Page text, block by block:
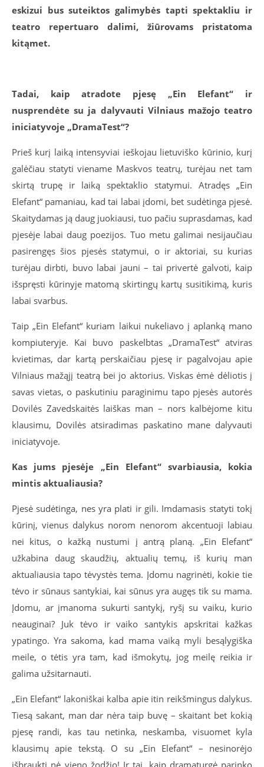
eskizui bus suteiktos galimybės tapti spektakliu ir
teatro repertuaro dalimi, žiūrovams pristatoma
kitąmet.
Tadai, kaip atradote pjesę „Ein Elefant“ ir
nusprendėte su ja dalyvauti Vilniaus mažojo teatro
iniciatyvoje „DramaTest“?
Prieš kurį laiką intensyviai ieškojau lietuviško kūrinio, kurį
galėčiau statyti viename Maskvos teatrų, turėjau net tam
skirtą trupę ir laiką spektaklio statymui. Atradęs „Ein
Elefant“ pamaniau, kad tai labai įdomi, bet sudėtinga pjesė.
Skaitydamas ją daug juokiausi, tuo pačiu suprasdamas, kad
pjesėje labai daug poezijos. Tuo metu galimai nesijaučiau
pasirengęs šios pjesės statymui, o ir aktoriai, su kurias
turėjau dirbti, buvo labai jauni – tai privertė galvoti, kaip
išspręsti kūrinyje matomą skirtingų kartų susitikimą, kuris
labai svarbus.
Taip „Ein Elefant“ kuriam laikui nukeliavo į aplanką mano
kompiuteryje. Kai buvo paskelbtas „DramaTest“ atviras
kvietimas, dar kartą perskaičiau pjesę ir pagalvojau apie
Vilniaus mažąjį teatrą bei jo aktorius. Viskas ėmė dėliotis į
savas vietas, o paskutiniu paraginimu tapo pjesės autorės
Dovilės Zavedskaitės laiškas man – nors kalbėjome kitu
klausimu, Dovilės atsiradimas paskatino mane dalyvauti
iniciatyvoje.
Kas jums pjesėje „Ein Elefant“ svarbiausia, kokia
mintis aktualiausia?
Pjesė sudėtinga, nes yra plati ir gili. Imdamasis statyti tokį
kūrinį, vienus dalykus norom nenorom akcentuoji labiau
nei kitus, o kažką nustumi į antrą planą. „Ein Elefant“
užkabina daug skaudžių, aktualių temų, iš kurių man
aktualiausia tapo tėvystės tema. Įdomu nagrinėti, kokie tie
tėvo ir sūnaus santykiai, kai sūnus yra augęs tik su mama.
Įdomu, ar įmanoma sukurti santykį, ryšį su vaiku, kurio
neauginai? Juk tėvo ir vaiko santykis apskritai kažkas
ypatingo. Yra sakoma, kad mama vaiką myli besąlygiška
meile, o tėtis yra tam, kad išmokytų, jog meilę reikia ir
galima užsitarnauti.
„Ein Elefant“ lakoniškai kalba apie itin reikšmingus dalykus.
Tiesą sakant, man dar nėra taip buvę – skaitant bet kokią
pjesę randi, kas tau netinka, neskamba, visuomet kyla
klausimų apie tekstą. O su „Ein Elefant“ – nesinorėjo
išbraukti nė vieno žodžio! Ir tai, kaip dramaturgė parinko